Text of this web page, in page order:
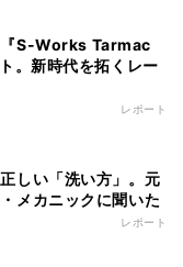
『S-Works Tarmac
。新時代を拓くレー
レポート
しい「洗い方」。元
メカニックに聞いた
レポート